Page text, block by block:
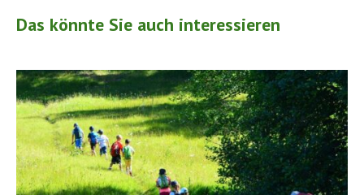
Das könnte Sie auch interessieren